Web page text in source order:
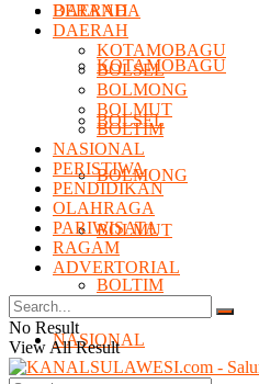
DAERAH
KOTAMOBAGU
BOLSEL
BOLMONG
BOLMUT
BOLTIM
NASIONAL
BERANDA
DAERAH
KOTAMOBAGU
BOLSEL
BOLMONG
BOLMUT
BOLTIM
NASIONAL
PERISTIWA
PENDIDIKAN
OLAHRAGA
PARIWISATA
RAGAM
ADVERTORIAL
No Result
View All Result